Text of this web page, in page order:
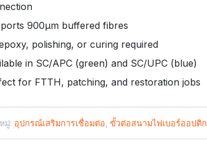
900µm buffered fibres
polishing, or curing required
in SC/APC (green) and SC/UPC (blue)
for FTTH, patching, and restoration jobs
มู่: อุปกรณ์เสริมการเชื่อมต่อ ขั้วต่อสนามไฟเบอร์ออปติก